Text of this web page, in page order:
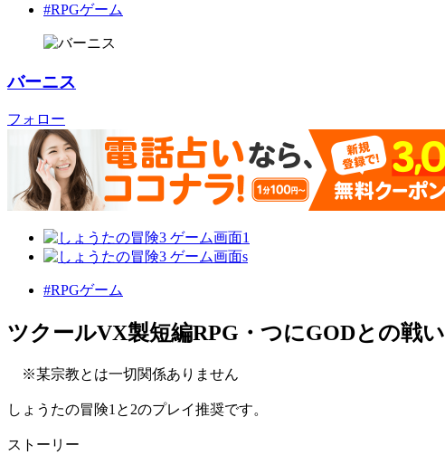
#RPGゲーム
バーニス
フォロー
#RPGゲーム
ツクールVX製短編RPG・つにGODとの戦い
※某宗教とは一切関係ありません
しょうたの冒険1と2のプレイ推奨です。
ストーリー